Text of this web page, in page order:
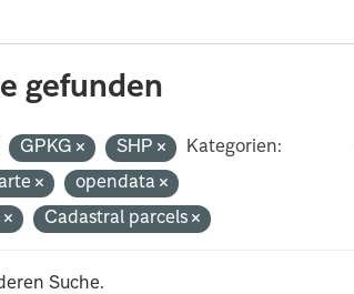
gefunden
GPKG SHP
Kategorien:
opendata
Cadastral parcels
Suche.